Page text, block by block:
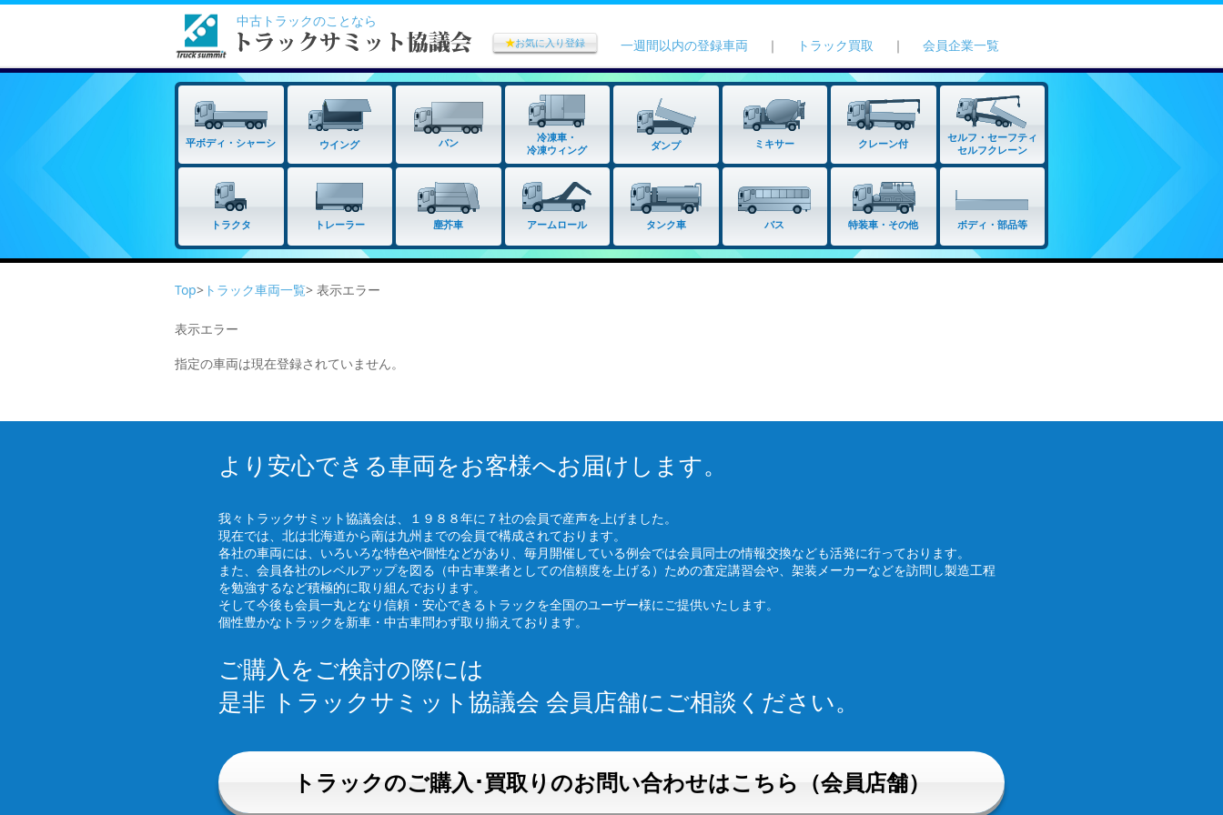
中古トラックのことなら
★お気に入り登録 一週間以内の登録車両 ｜ トラック買取 ｜ 会員企業一覧
平ボディ・シャーシ ウイング バン
冷凍車・
冷凍ウィング
ダンプ ミキサー クレーン付
セルフ・セーフティ
セルフクレーン
トラクタ トレーラー 塵芥車 アームロール タンク車 バス 特装車・その他 ボディ・部品等
Top> トラック車両一覧> 表示エラー
表示エラー
指定の車両は現在登録されていません。
より安心できる車両をお客様へお届けします。
我々トラックサミット協議会は、１９８８年に７社の会員で産声を上げました。
現在では、北は北海道から南は九州までの会員で構成されております。
各社の車両には、いろいろな特色や個性などがあり、毎月開催している例会では会員同士の情報交換なども活発に行っております。
また、会員各社のレベルアップを図る（中古車業者としての信頼度を上げる）ための査定講習会や、架装メーカーなどを訪問し製造工程
を勉強するなど積極的に取り組んでおります。
そして今後も会員一丸となり信頼・安心できるトラックを全国のユーザー様にご提供いたします。
個性豊かなトラックを新車・中古車問わず取り揃えております。
ご購入をご検討の際には
是非 トラックサミット協議会 会員店舗にご相談ください。
トラックのご購入･買取りのお問い合わせはこちら（会員店舗）